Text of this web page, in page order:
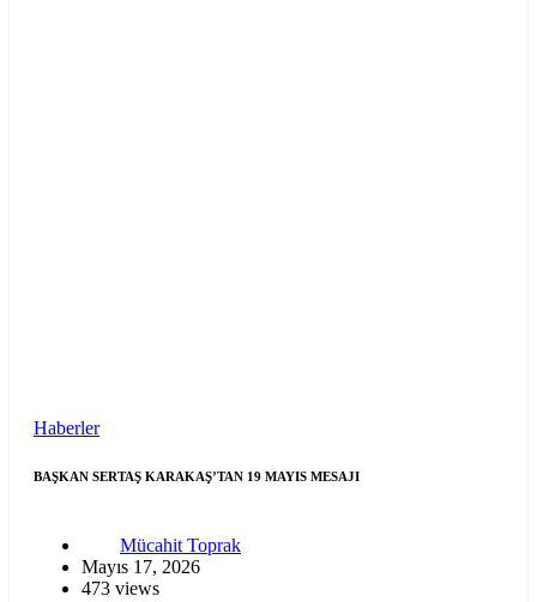
Haberler
BAŞKAN SERTAŞ KARAKAŞ’TAN 19 MAYIS MESAJI
Mücahit Toprak
Mayıs 17, 2026
473 views